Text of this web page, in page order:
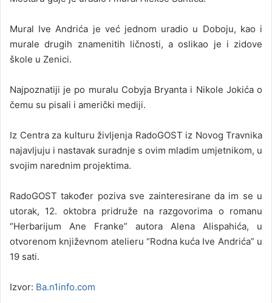
Mural Ive Andrića je već jednom uradio u Doboju, kao i
murale drugih znamenitih ličnosti, a oslikao je i zidove
škole u Zenici.
Najpoznatiji je po muralu Cobyja Bryanta i Nikole Jokića o
čemu su pisali i američki mediji.
Iz Centra za kulturu življenja RadoGOST iz Novog Travnika
najavljuju i nastavak suradnje s ovim mladim umjetnikom, u
svojim narednim projektima.
RadoGOST također poziva sve zainteresirane da im se u
utorak, 12. oktobra pridruže na razgovorima o romanu
“Herbarijum Ane Franke” autora Alena Alispahića, u
otvorenom književnom atelieru “Rodna kuća Ive Andrića” u
19 sati.
Izvor: Ba.n1info.com